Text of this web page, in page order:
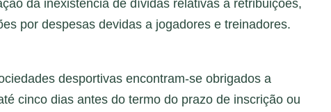
da inexistência de dívidas relativas a retribuições,
por despesas devidas a jogadores e treinadores.
desportivas encontram-se obrigados a
cinco dias antes do termo do prazo de inscrição ou